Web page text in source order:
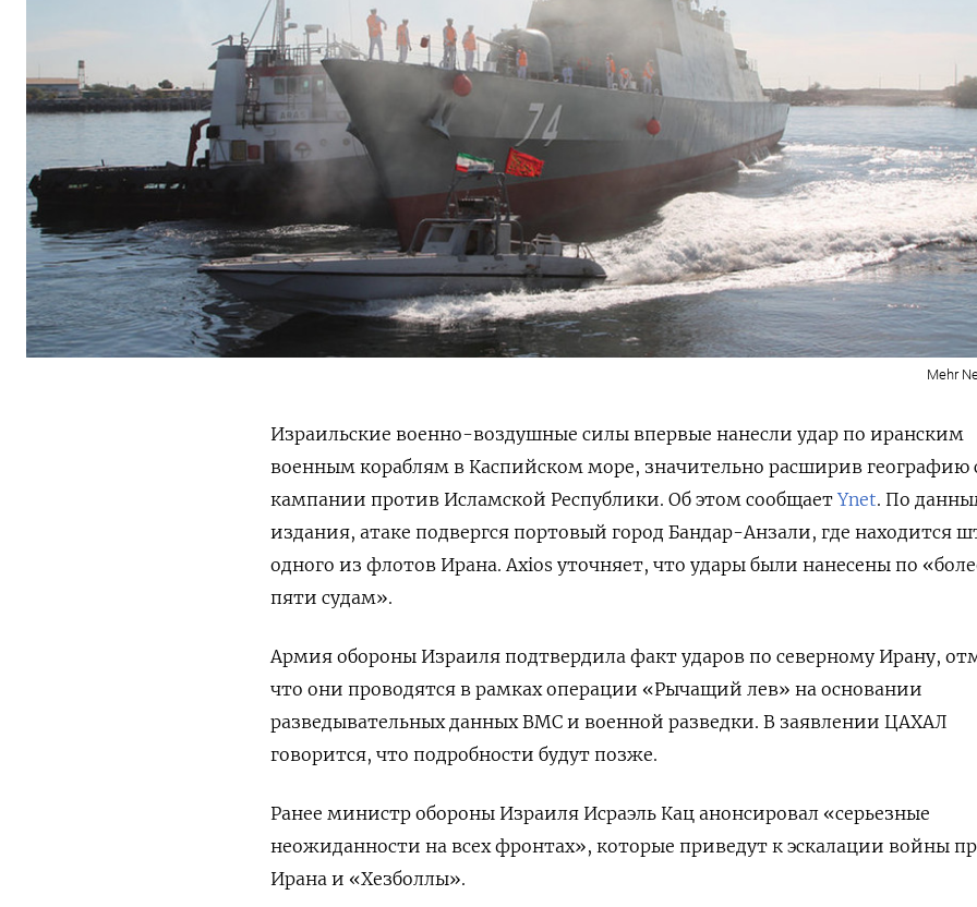
Mehr
Израильские военно-воздушные силы впервые нанесли удар по иранским
военным кораблям в Каспийском море, значительно расширив географию
кампании против Исламской Республики. Об этом сообщает Ynet. По
издания, атаке подвергся портовый город Бандар-Анзали, где находится
одного из флотов Ирана. Axios уточняет, что удары были нанесены по
пяти судам».
Армия обороны Израиля подтвердила факт ударов по северному Ирану,
что они проводятся в рамках операции «Рычащий лев» на основании
разведывательных данных ВМС и военной разведки. В заявлении ЦАХАЛ
говорится, что подробности будут позже.
Ранее министр обороны Израиля Исраэль Кац анонсировал «серьезные
неожиданности на всех фронтах», которые приведут к эскалации войны
Ирана и «Хезболлы».